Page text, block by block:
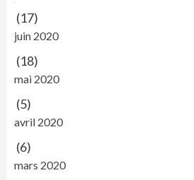
(17)
juin 2020
(18)
mai 2020
(5)
avril 2020
(6)
mars 2020